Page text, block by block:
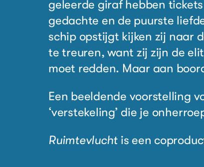
geleerde giraf hebben
gedachte en de puurste
schip opstijgt kijken zij naar
te treuren, want zij zijn de
moet redden. Maar aan
Een beeldende voorstelling
‘verstekeling’ die je
Ruimtevlucht is een copro